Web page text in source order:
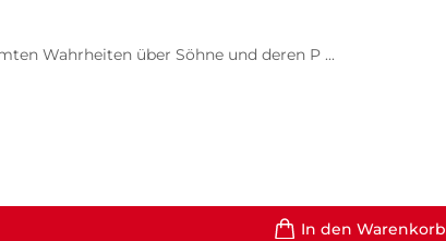
Wahrheiten über Söhne und deren P ...
In den Warenkorb